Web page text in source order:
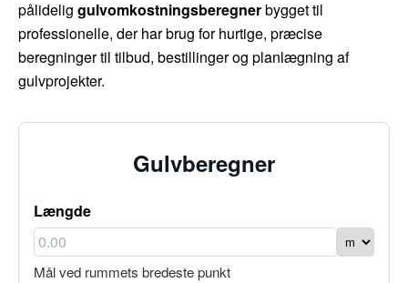
pålidelig gulvomkostningsberegnerbygget til
professionelle, der har brug for hurtige, præcise
beregninger til tilbud, bestillinger og planlægning af
gulvprojekter.
Gulvberegner
Længde
Mål ved rummets bredeste punkt